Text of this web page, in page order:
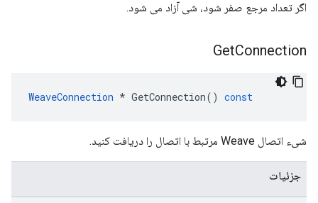
اگر تعداد مرجع صفر شود، شی آزاد می شود.
GetConnection
WeaveConnection * GetConnection() const
شیء اتصال Weave مرتبط با اتصال را دریافت کنید.
جزئیات